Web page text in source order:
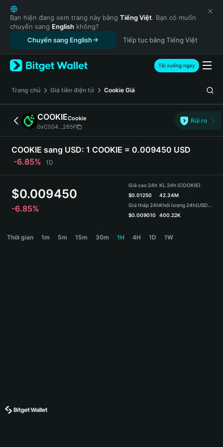
English
日本語
Tiếng Việt
Русский
Español (Latinoamérica)
Türkçe
Français
Deutsch
简体中文
繁體中文
Português (Portugal)
Bahasa Indonesia
ภาษาไทย
हिन्दी
Español
Português (Brasil)
Bạn hiện đang xem trang này bằng Tiếng Việt. Bạn có muốn
chuyển sang English không?
Chuyển sang English
Tiếp tục bằng Tiếng Việt
Tải xuống ngay
‌Trang chủ Giá tiền điện tử Cookie Giá
COOKIECookie
0xC004...265F
Rủi ro
COOKIE sang USD: 1 COOKIE = 0.009450 USD
-6.85%
1D
$0.009450
-6.85%
Giá cao 24h
$0.01250
Giá thấp 24h
$0.009010
KL 24h (COOKIE)
42.34M
Khối lượng 24h(USDT)
400.22K
Thời gian 1m 5m 15m 30m 1H 4H 1D 1W